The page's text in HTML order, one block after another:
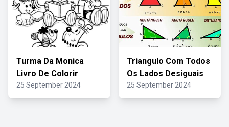
Turma Da Monica
Livro De Colorir
25 September 2024
Triangulo Com Todos
Os Lados Desiguais
25 September 2024